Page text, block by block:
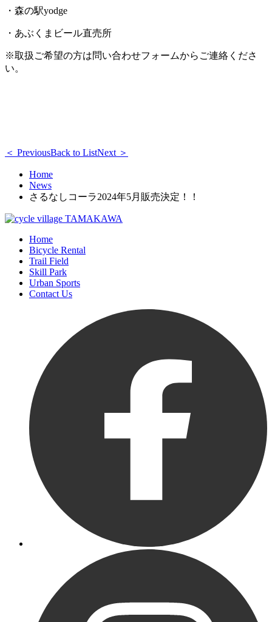
・森の駅yodge
・あぶくまビール直売所
※取扱ご希望の方は問い合わせフォームからご連絡くださ
い。
＜ PreviousBack to ListNext ＞
Home
News
さるなしコーラ2024年5月販売決定！！
Home
Bicycle Rental
Trail Field
Skill Park
Urban Sports
Contact Us